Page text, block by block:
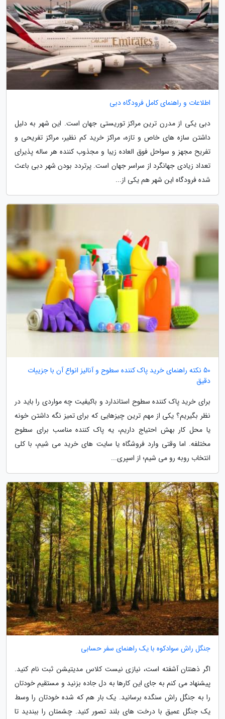
اطلاعات و راهنمای کامل فرودگاه دبی
دبی یکی از مدرن ترین مراکز توریستی جهان است. این شهر به دلیل
داشتن سازه های خاص و تازه، مراکز خرید کم نظیر، مراکز تفریحی و
تفریح مجهز و سواحل فوق العاده زیبا و مجذوب کننده هر ساله پذیرای
تعداد زیادی جهانگرد از سراسر جهان است. پرتردد بودن شهر دبی باعث
شده فرودگاه این شهر هم یکی از...
50 نکته راهنمای خرید پاک کننده سطوح و آنالیز انواع آن با جزییات
دقیق
برای خرید پاک کننده سطوح استاندارد و باکیفیت چه مواردی را باید در
نظر بگیریم؟ یکی از مهم ترین چیزهایی که برای تمیز نگه داشتن خونه
یا محل کار بهش احتیاج داریم، یه پاک کننده مناسب برای سطوح
مختلفه. اما وقتی وارد فروشگاه یا سایت های خرید می شیم، با کلی
انتخاب روبه رو می شیم؛ از اسپری...
جنگل راش سوادکوه با یک راهنمای سفر حسابی
اگر ذهنتان آشفته است، نیازی نیست کلاس مدیتیشن ثبت نام کنید.
پیشنهاد می کنم به جای این کارها به دل جاده بزنید و مستقیم خودتان
را به جنگل راش سنگده برسانید. یک بار هم که شده خودتان را وسط
یک جنگل عمیق با درخت های بلند تصور کنید. چشمتان را ببندید تا